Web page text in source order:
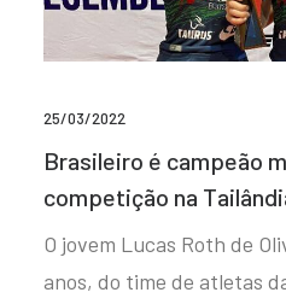
25/03/2022
Brasileiro é campeão
competição na
O jovem Lucas Roth de
anos, do time de atletas